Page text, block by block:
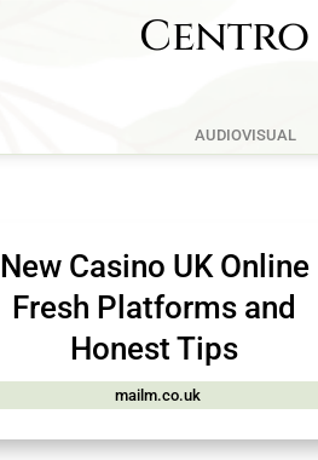
Centro
AUDIOVISUAL
New Casino UK Online
Fresh Platforms and
Honest Tips
mailm.co.uk